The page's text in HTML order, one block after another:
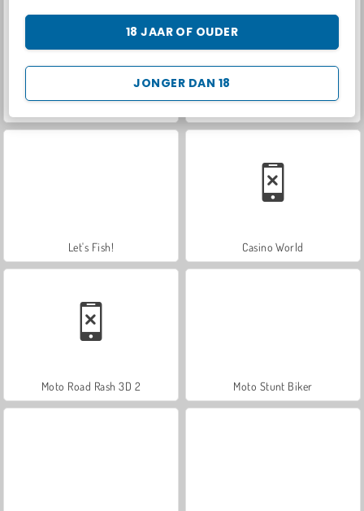
JONGER DAN 18
18 JAAR OF OUDER
Let's Fish! Casino World
Moto Road Rash 3D 2 Moto Stunt Biker